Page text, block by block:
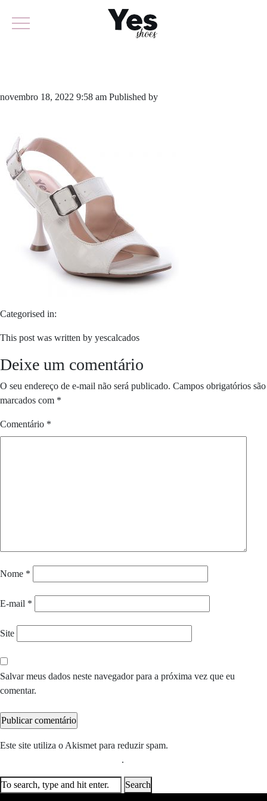
novembro 18, 2022 9:58 am Published by
Categorised in:
This post was written by yescalcados
Deixe um comentário
O seu endereço de e-mail não será publicado. Campos obrigatórios são
marcados com *
Comentário *
Nome *
E-mail *
Site
Salvar meus dados neste navegador para a próxima vez que eu
comentar.
Este site utiliza o Akismet para reduzir spam.
.
Search